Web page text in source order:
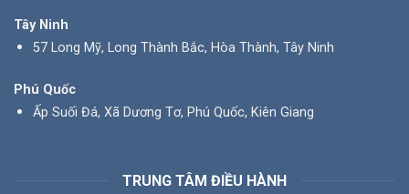
Tây Ninh
57 Long Mỹ, Long Thành Bắc, Hòa Thành, Tây Ninh
Phú Quốc
Ấp Suối Đá, Xã Dương Tơ, Phú Quốc, Kiên Giang
TRUNG TÂM ĐIỀU HÀNH